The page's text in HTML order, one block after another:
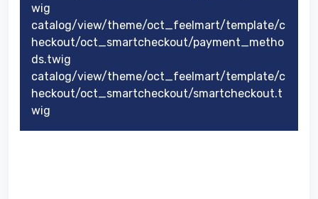
wig
catalog/view/theme/oct_feelmart/template/c
heckout/oct_smartcheckout/payment_metho
ds.twig
catalog/view/theme/oct_feelmart/template/c
heckout/oct_smartcheckout/smartcheckout.t
wig